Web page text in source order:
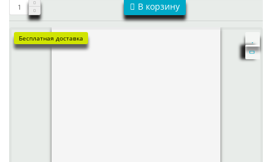
В корзину
Бесплатная доставка